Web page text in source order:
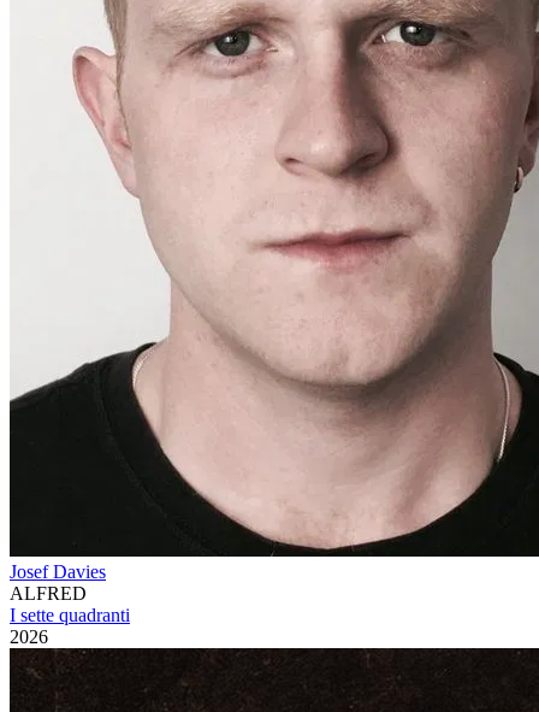
Josef Davies
ALFRED
I sette quadranti
2026